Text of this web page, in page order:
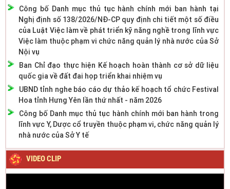
Công bố Danh mục thủ tục hành chính mới ban hành tại
Nghị định số 138/2026/NĐ-CP quy định chi tiết một số điều
của Luật Việc làm về phát triển kỹ năng nghề trong lĩnh vực
Việc làm thuộc phạm vi chức năng quản lý nhà nước của Sở
Nội vụ
Ban Chỉ đạo thực hiện Kế hoạch hoàn thành cơ sở dữ liệu
quốc gia về đất đai họp triển khai nhiệm vụ
UBND tỉnh nghe báo cáo dự thảo kế hoạch tổ chức Festival
Hoa tỉnh Hưng Yên lần thứ nhất - năm 2026
Công bố Danh mục thủ tục hành chính mới ban hành trong
lĩnh vực Y, Dược cổ truyền thuộc phạm vi, chức năng quản lý
nhà nước của Sở Y tế
VIDEO CLIP